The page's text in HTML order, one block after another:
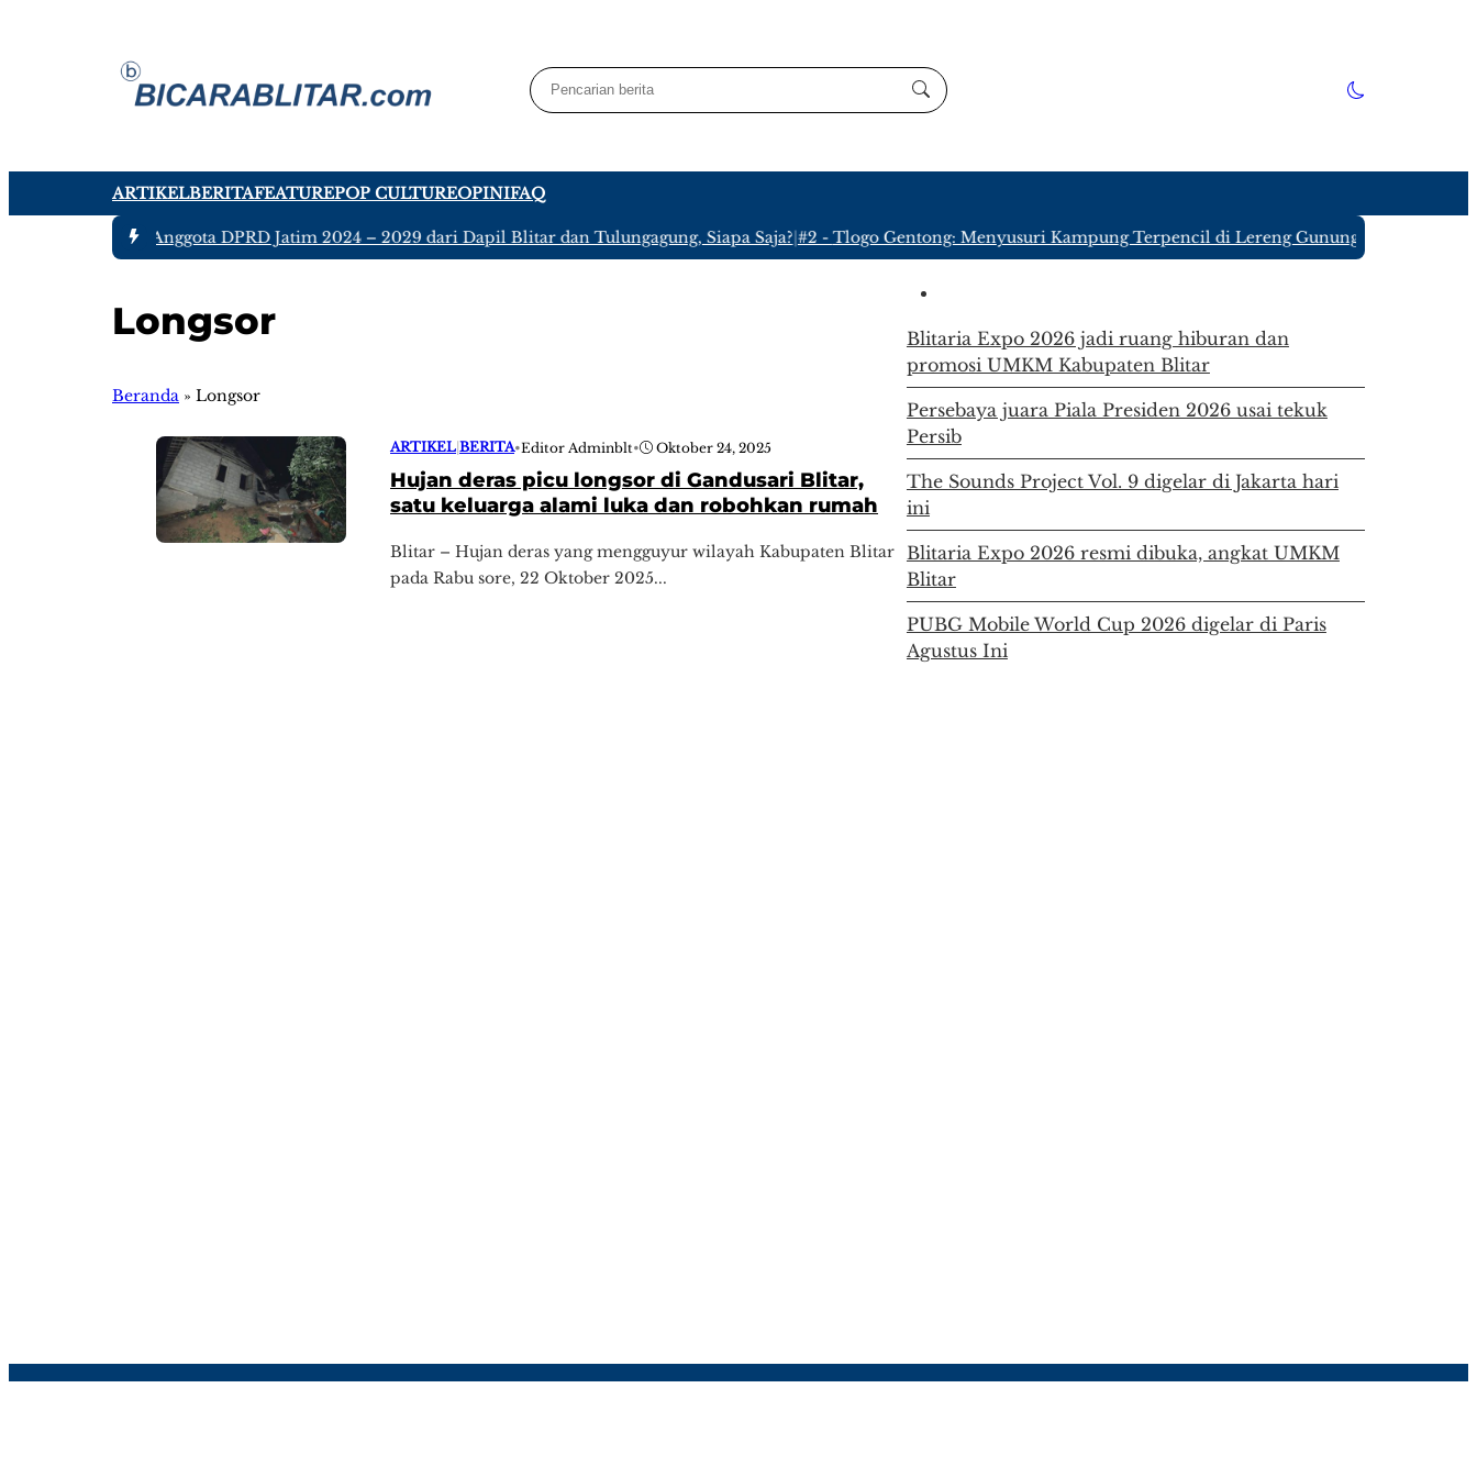
ARTIKELBERITAFEATUREPOP CULTUREOPINIFAQ
Ada tujuh Anggota DPRD Jatim 2024 – 2029 dari Dapil Blitar dan Tulungagung, Siapa Saja?|#2 - Tlogo Gentong: Menyusuri Kampung Terpencil di Lereng Gunung Kawi Blitar
Longsor
Beranda » Longsor
ARTIKEL |BERITA•Editor Adminblt• Oktober 24, 2025
Hujan deras picu longsor di Gandusari Blitar,
satu keluarga alami luka dan robohkan rumah
Blitar – Hujan deras yang mengguyur wilayah Kabupaten Blitar
pada Rabu sore, 22 Oktober 2025...
Blitaria Expo 2026 jadi ruang hiburan dan
promosi UMKM Kabupaten Blitar
Persebaya juara Piala Presiden 2026 usai tekuk
Persib
The Sounds Project Vol. 9 digelar di Jakarta hari
ini
Blitaria Expo 2026 resmi dibuka, angkat UMKM
Blitar
PUBG Mobile World Cup 2026 digelar di Paris
Agustus Ini